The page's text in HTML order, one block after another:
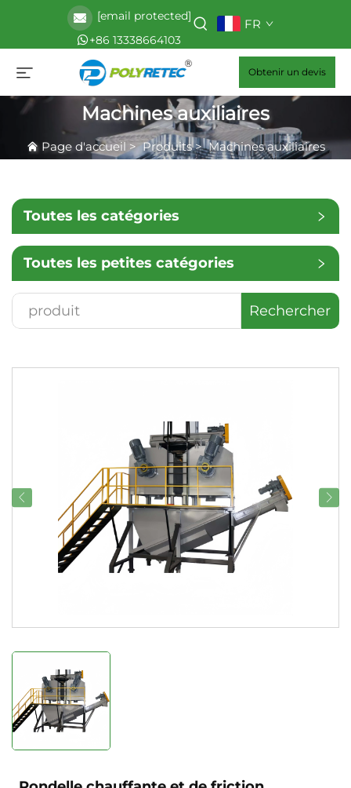
[email protected]
+86 13338664103
FR
Obtenir un devis
Machines auxiliaires
Page d'accueil >Produits>Machines auxiliaires
Toutes les catégories
Toutes les petites catégories
Rechercher